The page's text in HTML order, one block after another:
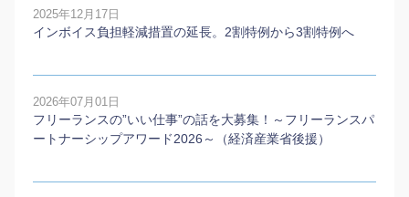
2025年12月17日
インボイス負担軽減措置の延長。2割特例から3割特例へ
2026年07月01日
フリーランスの”いい仕事”の話を大募集！～フリーランスパ
ートナーシップアワード2026～（経済産業省後援）